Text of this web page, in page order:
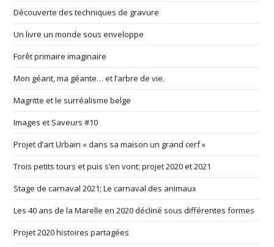
Découverte des techniques de gravure
Un livre un monde sous enveloppe
Forêt primaire imaginaire
Mon géant, ma géante… et l’arbre de vie.
Magritte et le surréalisme belge
Images et Saveurs #10
Projet d’art Urbain « dans sa maison un grand cerf »
Trois petits tours et puis s’en vont; projet 2020 et 2021
Stage de carnaval 2021; Le carnaval des animaux
Les 40 ans de la Marelle en 2020 décliné sous différentes formes
Projet 2020 histoires partagées